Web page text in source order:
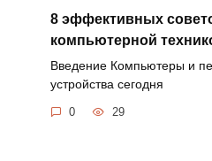
8 эффективных
компьютерной
Введение Компьютеры и
устройства сегодня
0 29